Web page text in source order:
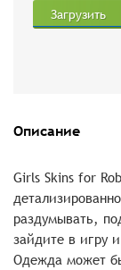
Загрузить
Описание
Girls Skins for
раздумывать,
зайдите в игру
Одежда может